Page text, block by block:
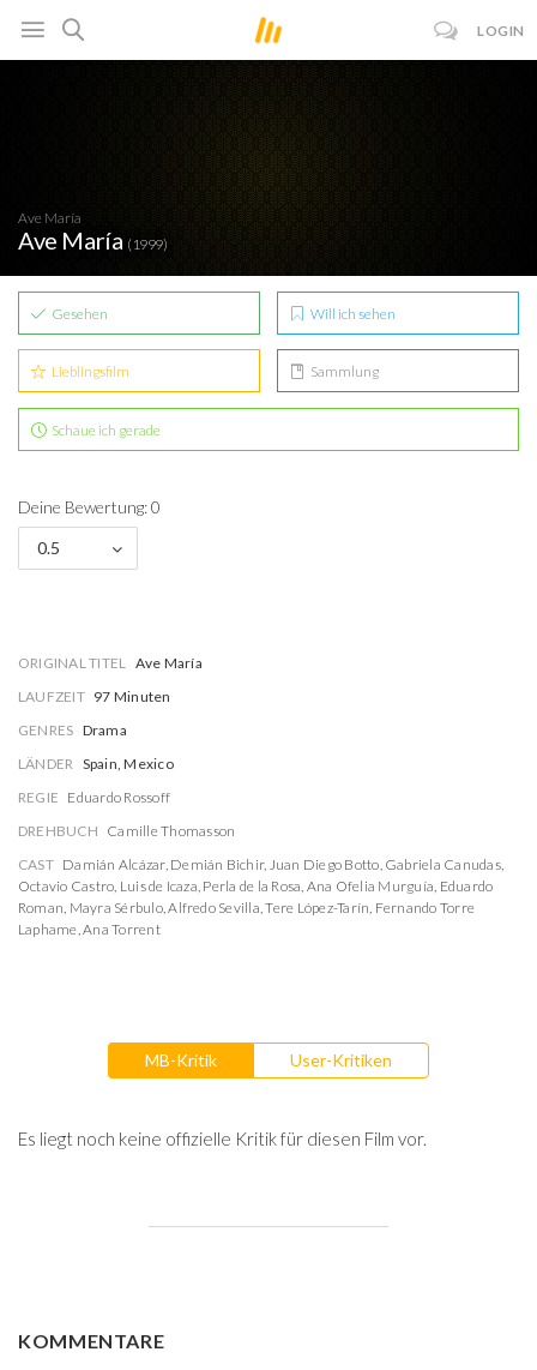
LOGIN
Ave María
Ave María (1999)
Gesehen Will ich sehen
Lieblingsfilm Sammlung
Schaue ich gerade
Deine Bewertung: 0
0.5
ORIGINAL TITEL Ave María
LAUFZEIT 97 Minuten
GENRES Drama
LÄNDER Spain, Mexico
REGIE Eduardo Rossoff
DREHBUCH Camille Thomasson
CAST Damián Alcázar, Demián Bichir, Juan Diego Botto, Gabriela Canudas,
Octavio Castro, Luis de Icaza, Perla de la Rosa, Ana Ofelia Murguía, Eduardo
Roman, Mayra Sérbulo,Alfredo Sevilla,Tere López-Tarín, Fernando Torre
Laphame,Ana Torrent
MB-Kritik User-Kritiken
Es liegt noch keine offizielle Kritik für diesen Film vor.
KOMMENTARE